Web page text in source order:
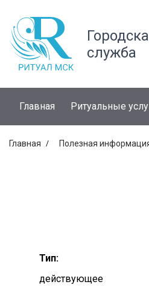
служба
Главная Ритуальные
Главная Полезная
Тип:
действующее